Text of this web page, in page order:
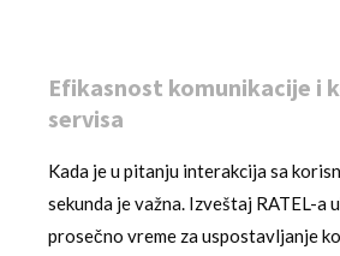
Efikasnost komunikacije i
servisa
Kada je u pitanju interakcija sa
sekunda je važna. Izveštaj RATEL-a
prosečno vreme za uspostavljanje